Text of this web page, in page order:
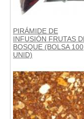
PIRÁMIDE DE
INFUSIÓN FRUTAS
BOSQUE (BOLSA 100
UNID)